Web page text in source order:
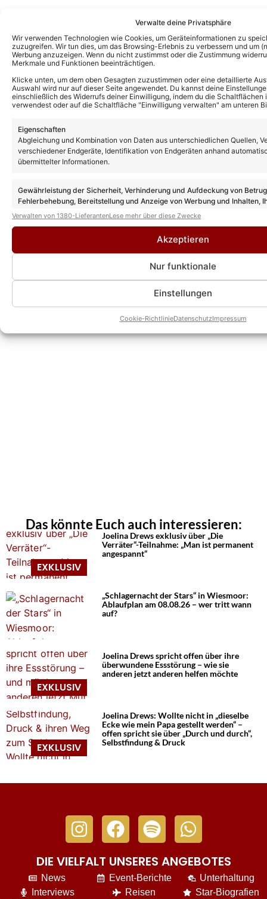
Verwalte deine Privatsphäre
Wir verwenden Technologien wie Cookies, um Geräteinformationen zu
zuzugreifen. Wir tun dies, um das Browsing-Erlebnis zu verbessern und um
Werbung anzuzeigen. Wenn du nicht zustimmst oder die Zustimmung
Merkmale und Funktionen beeinträchtigen.
Klicke unten, um dem oben Gesagten zuzustimmen oder eine detaillierte
Auswahl wird nur auf dieser Seite angewendet. Du kannst deine
einschließlich des Widerrufs deiner Einwilligung, indem du die
verwendest oder auf die Schaltfläche "Einwilligung verwalten" am unteren
Eigenschaften
Abgleichung und Kombination von Daten aus unterschiedlichen Quellen,
verschiedener Endgeräte, Identifikation von Endgeräten anhand
übermittelter Informationen.
Gewährleistung der Sicherheit, Verhinderung und Aufdeckung von
Fehlerbehebung, Bereitstellung und Anzeige von Werbung und Inhalten,
Entscheidungen zum Datenschutz speichern und übermitteln.
Verwalten von 1380-LieferantenLese mehr über diese Zwecke
Akzeptieren
Nur funktionale
Einstellungen
Cookie-RichtlinieDatenschutzImpressum
CHEFREDAKTEUR
Kevin Drewes ist seit über 10 Jahren im
Schlager unterwegs und bringt als
Leidenschaft mit hinein. Kein anderer kann
solch eine Expertise wie er vorweisen.
» AUTORENPROFIL & ALLE ARTIKEL VON
KEVIN DREWES
Das könnte Euch auch interessieren:
Joelina Drews exklusiv über „Die
Verräter“-Teilnahme: „Man ist permanent
angespannt“
„Schlagernacht der Stars“ in Wiesmoor:
Ablaufplan am 08.08.26 – wer tritt wann
auf?
Joelina Drews spricht offen über ihre
überwundene Essstörung – wie sie
anderen jetzt anderen helfen möchte
Joelina Drews: Wollte nicht in „dieselbe
Ecke wie mein Papa gestellt werden“ –
offen spricht sie über „Durch und durch“,
Selbstfindung & Druck
DIE VIELFALT UNSERES ANGEBOTES
News
Interviews
Event-Berichte
Reisen
Unterhaltung
Star-Biografien